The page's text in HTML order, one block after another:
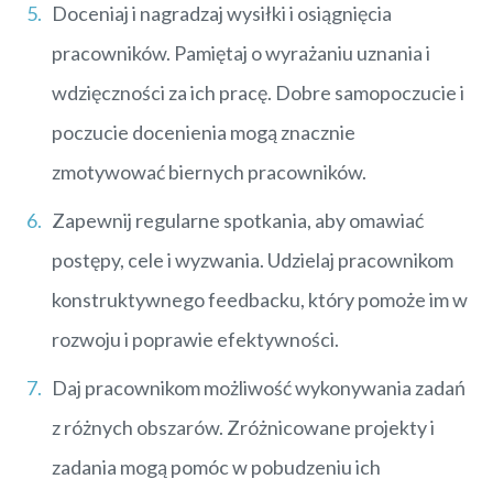
Doceniaj i nagradzaj wysiłki i osiągnięcia
pracowników. Pamiętaj o wyrażaniu uznania i
wdzięczności za ich pracę. Dobre samopoczucie i
poczucie docenienia mogą znacznie
zmotywować biernych pracowników.
Zapewnij regularne spotkania, aby omawiać
postępy, cele i wyzwania. Udzielaj pracownikom
konstruktywnego feedbacku, który pomoże im w
rozwoju i poprawie efektywności.
Daj pracownikom możliwość wykonywania zadań
z różnych obszarów. Zróżnicowane projekty i
zadania mogą pomóc w pobudzeniu ich